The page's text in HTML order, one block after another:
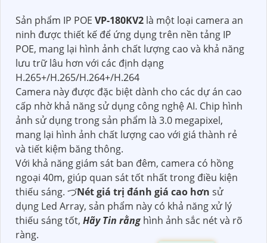
Sản phẩm IP POE VP-180KV2 là một loại camera an
ninh được thiết kế để ứng dụng trên nền tảng IP
POE, mang lại hình ảnh chất lượng cao và khả năng
lưu trữ lâu hơn với các định dạng
H.265+/H.265/H.264+/H.264
Camera này được đặc biệt dành cho các dự án cao
cấp nhờ khả năng sử dụng công nghệ AI. Chip hình
ảnh sử dụng trong sản phẩm là 3.0 megapixel,
mang lại hình ảnh chất lượng cao với giá thành rẻ
và tiết kiệm băng thông.
Với khả năng giám sát ban đêm, camera có hồng
ngoại 40m, giúp quan sát tốt nhất trong điều kiện
thiếu sáng. づNét giá trị đánh giá cao hơn sử
dụng Led Array, sản phẩm này có khả năng xử lý
thiếu sáng tốt, Hãy Tin rằnghình ảnh sắc nét và rõ
ràng.